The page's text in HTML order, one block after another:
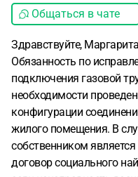
Общаться в чате
Здравствуйте,
Обязанность по
подключения газовой
необходимости
конфигурации
жилого помещения. В
собственником
договор социального